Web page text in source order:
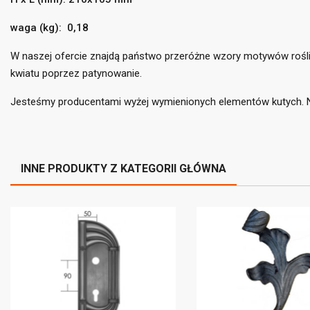
waga (kg): 0,18
W naszej ofercie znajdą państwo przeróżne wzory motywów
kwiatu poprzez patynowanie.
Jesteśmy producentami wyżej wymienionych elementów kutych.
INNE PRODUKTY Z KATEGORII GŁÓWNA